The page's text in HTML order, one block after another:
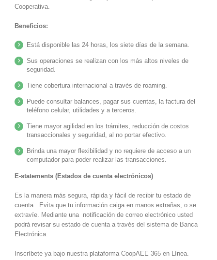
Cooperativa.
Beneficios:
Está disponible las 24 horas, los siete días de la semana.
Sus operaciones se realizan con los más altos niveles de
seguridad.
Tiene cobertura internacional a través de roaming.
Puede consultar balances, pagar sus cuentas, la factura del
teléfono celular, utilidades y a terceros.
Tiene mayor agilidad en los trámites, reducción de costos
transaccionales y seguridad, al no portar efectivo.
Brinda una mayor flexibilidad y no requiere de acceso a un
computador para poder realizar las transacciones.
E-statements (Estados de cuenta electrónicos)
Es la manera más segura, rápida y fácil de recibir tu estado de
cuenta. Evita que tu información caiga en manos extrañas, o se
extravíe. Mediante una notificación de correo electrónico usted
podrá revisar su estado de cuenta a través del sistema de Banca
Electrónica.
Inscríbete ya bajo nuestra plataforma CoopAEE 365 en Línea.